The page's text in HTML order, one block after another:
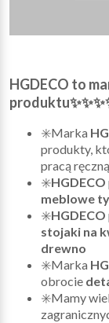
HGDECO to
✳️Marka
produkty,
pracą
✳️HGDECO
meblowe
✳️HGDECO
stojaki na
drewno
✳️Marka
obrocie
✳️Mamy